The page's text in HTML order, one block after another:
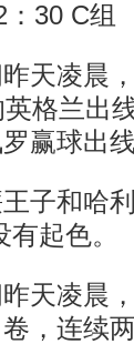
30 C组
凌晨，
格兰出
赢球出
和哈利
起色。
凌晨，
，连续